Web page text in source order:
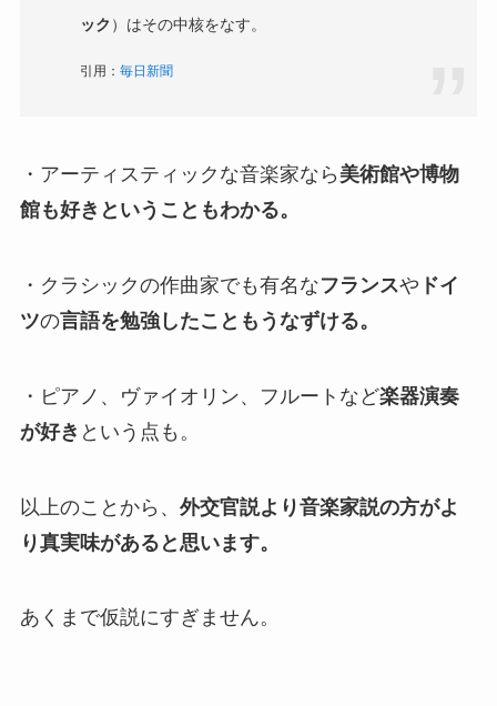
ック ）はその中核をなす。
引用： 毎日新聞
・アーティスティックな音楽家なら 美術館や博物
館も好きということもわかる。
・クラシックの作曲家でも有名なフランスや ドイ
ツの言語を勉強したこともうなずける。
・ピアノ、ヴァイオリン、フルートなど楽器演奏
が好き という点も。
以上のことから、 外交官説より音楽家説の方がよ
り真実味があると思います。
あくまで仮説にすぎません。